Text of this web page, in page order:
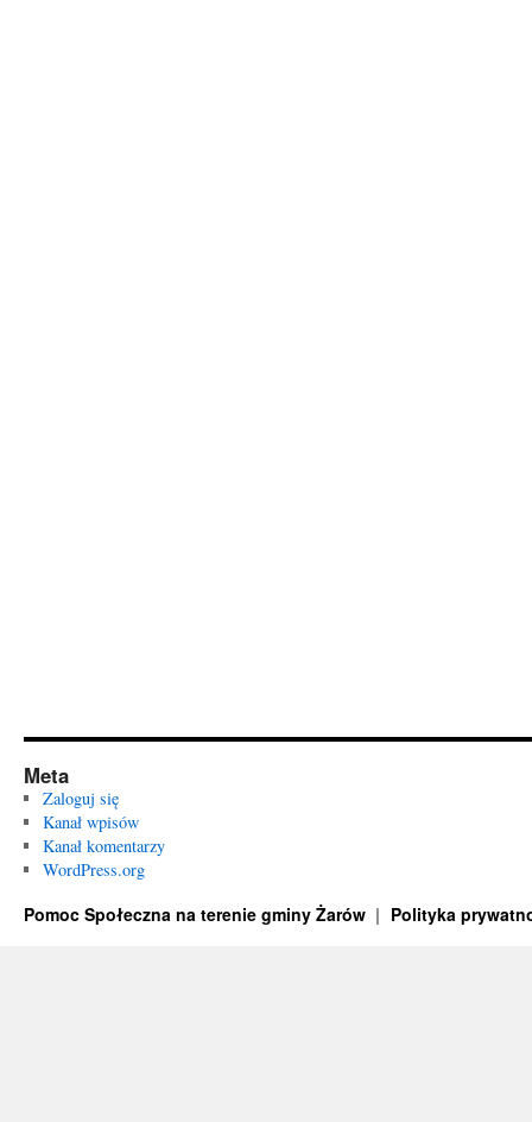
Meta
Zaloguj się
Kanał wpisów
Kanał komentarzy
WordPress.org
Pomoc Społeczna na terenie gminy Żarów Polityka